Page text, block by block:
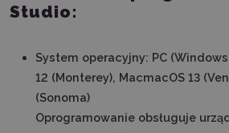
Studio:
System operacyjny: PC
12 (Monterey), MacmacOS 13
(Sonoma)
Oprogramowanie obsługuje